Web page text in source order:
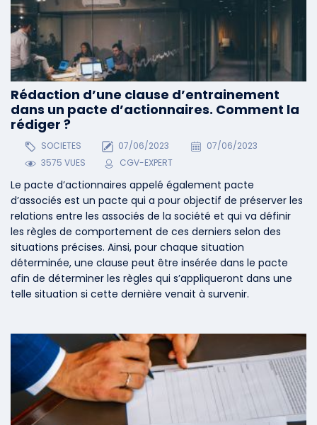
Rédaction d’une clause d’entrainement
dans un pacte d’actionnaires. Comment la
rédiger ?
SOCIETES 07/06/2023
07/06/2023
3575 VUES
CGV-EXPERT
Le pacte d’actionnaires appelé également pacte
d’associés est un pacte qui a pour objectif de préserver les
relations entre les associés de la société et qui va définir
les règles de comportement de ces derniers selon des
situations précises. Ainsi, pour chaque situation
déterminée, une clause peut être insérée dans le pacte
afin de déterminer les règles qui s’appliqueront dans une
telle situation si cette dernière venait à survenir.